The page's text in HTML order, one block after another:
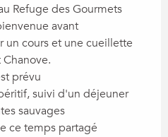
Refuge des Gourmets
avant
un cours et une cueillette
prévu
suivi d'un déjeuner
sauvages
ce temps partagé